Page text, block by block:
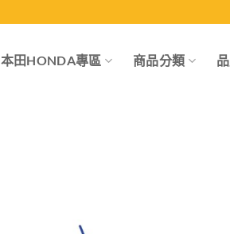
本田HONDA專區 商品分類